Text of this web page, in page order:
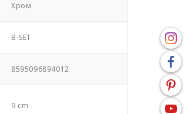
Хром
B-SET
8595096894012
9 cm